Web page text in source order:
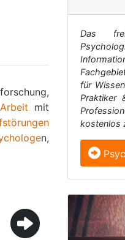
Arbeit mit
n,
Das
für
Praktiker
kostenlos